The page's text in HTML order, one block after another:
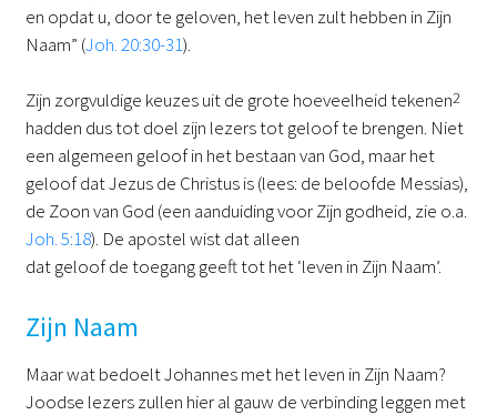
en opdat u, door te geloven, het leven zult hebben in Zijn
Naam” (Joh. 20:30-31).
Zijn zorgvuldige keuzes uit de grote hoeveelheid tekenen2
hadden dus tot doel zijn lezers tot geloof te brengen. Niet
een algemeen geloof in het bestaan van God, maar het
geloof dat Jezus de Christus is (lees: de beloofde Messias),
de Zoon van God (een aanduiding voor Zijn godheid, zie o.a.
Joh. 5:18). De apostel wist dat alleen
dat geloof de toegang geeft tot het ‘leven in Zijn Naam’.
Zijn Naam
Maar wat bedoelt Johannes met het leven in Zijn Naam?
Joodse lezers zullen hier al gauw de verbinding leggen met